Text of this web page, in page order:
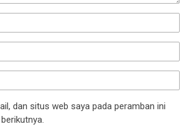
dan situs web saya pada peramban ini